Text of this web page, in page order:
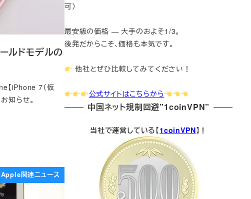
ルドモデルの
【iPhone 7（仮
知らせ。
Apple関連ニュース
可）
最安級の価格 — 大手のおよそ1/3。
後発だからこそ、価格も本気です。
他社とぜひ比較してみてください！
公式サイトはこちらから
中国ネット規制回避”1coinVPN”
当社で運営している【1coinVPN】！